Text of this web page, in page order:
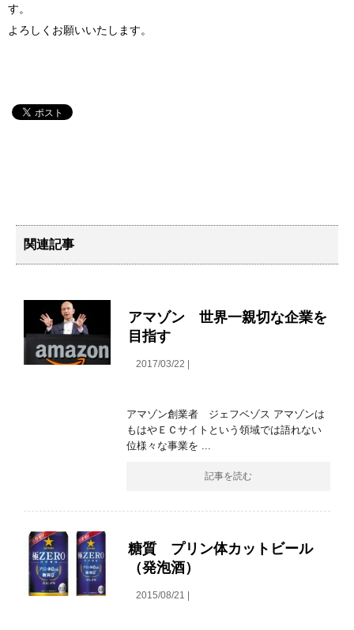
す。
よろしくお願いいたします。
関連記事
アマゾン 世界一親切な企業を
目指す
2017/03/22 |
アマゾン創業者 ジェフベゾス アマゾンは
もはやＥＣサイトという領域では語れない
位様々な事業を ...
記事を読む
糖質 プリン体カットビール
（発泡酒）
2015/08/21 |